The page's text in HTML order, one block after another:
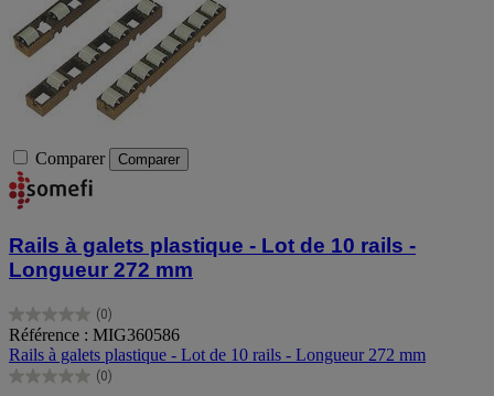
Comparer Comparer
Rails à galets plastique - Lot de 10 rails -
Longueur 272 mm
(0)
0.0
sur
5
étoiles.
Référence : MIG360586
Rails à galets plastique - Lot de 10 rails - Longueur 272 mm
(0)
0.0